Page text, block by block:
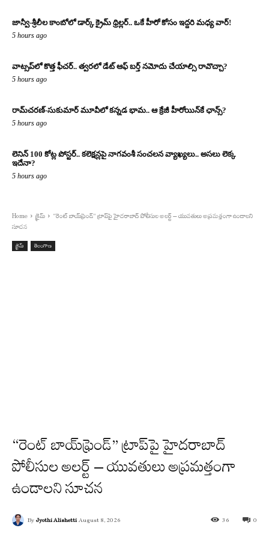
జాన్వీ-శ్రీలీల కాంబోలో డార్క్ క్రైమ్ థ్రిల్లర్.. ఒకే హీరో కోసం ఇద్దరి మధ్య వార్!
5 hours ago
వాట్సప్‌లో కొత్త ఫీచర్.. త్వరలో డేట్ ఆఫ్ బర్త్ నమోదు చేయాల్సి రావొచ్చా?
5 hours ago
రామ్‌చరణ్‌-సుకుమార్‌ మూవీలో కన్నడ భామ.. ఆ క్రేజీ హీరోయిన్‌కే ఛాన్స్?
5 hours ago
లెనిన్ 100 కోట్ల పోస్టర్‌.. కలెక్షన్లపై నాగవంశీ సంచలన వ్యాఖ్యలు.. అసలు లెక్క
ఇదేనా?
5 hours ago